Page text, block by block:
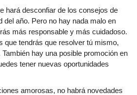
hará desconfiar de los consejos de
del año. Pero no hay nada malo en
más responsable y más cuidadoso.
que tendrás que resolver tú mismo,
hay una posible promoción en
tener nuevas oportunidades
amorosas, no habrá novedades